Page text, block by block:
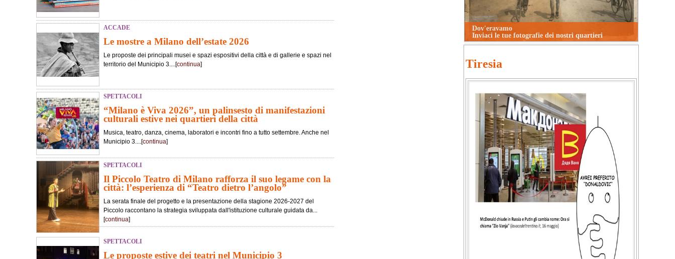
ACCADE
Le mostre a Milano dell’estate 2026
Le proposte dei principali musei e spazi espositivi della città e di gallerie e spazi nel
territorio del Municipio 3....[continua]
SPETTACOLI
“Milano è Viva 2026”, un palinsesto di manifestazioni
culturali estive nei quartieri della città
Musica, teatro, danza, cinema, laboratori e incontri fino a tutto settembre. Anche nel
Municipio 3....[continua]
SPETTACOLI
Il Piccolo Teatro di Milano rafforza il suo legame con la
città: l’esperienza di “Teatro dietro l’angolo”
La serata finale del progetto e la presentazione della stagione 2026-2027 del
Piccolo raccontano la strategia sviluppata dall'istituzione culturale guidata da...
[continua]
SPETTACOLI
Le proposte estive dei teatri nel Municipio 3
Dov'eravamo
Inviaci le tue fotografie dei nostri quartieri
Tiresia